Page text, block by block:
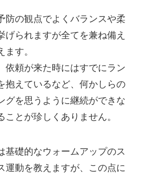
防の観点でよくバランスや柔
げられますが全てを兼ね備え
す。
依頼が来た時にはすでにラン
抱えているなど、何かしらの
グを思うように継続ができな
ことが珍しくありません。
基礎的なウォームアップのス
運動を教えますが、この点に